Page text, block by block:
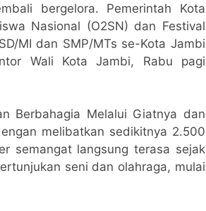
bergelora. Pemerintah Kota
Nasional (O2SN) dan Festival
MI dan SMP/MTs se-Kota Jambi
Wali Kota Jambi, Rabu pagi
Berbahagia Melalui Giatnya dan
melibatkan sedikitnya 2.500
semangat langsung terasa sejak
seni dan olahraga, mulai